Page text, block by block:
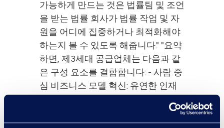
가능하게 만드는 것은 법률팀 및 조언
을 받는 법률 회사가 법률 작업 및 자
원을 어디에 집중하거나 최적화해야
하는지 볼 수 있도록 해줍니다." "요약
하면, 제3세대 공급업체는 다음과 같
은 구성 요소를 결합합니다: - 사람 중
심 비즈니스 모델 혁신: 유연한 인재
서 갭을 메우는 데 필요한 적절한 사